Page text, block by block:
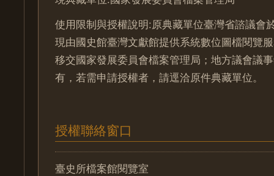
使用限制與授權說明:原典藏單位臺灣省諮議會
現由國史館臺灣文獻館提供系統數位圖檔閱覽
移交國家發展委員會檔案管理局；地方議會議
有，若需申請授權者，請逕洽原件典藏單位。
授權聯絡窗口
臺史所檔案館閱覽室